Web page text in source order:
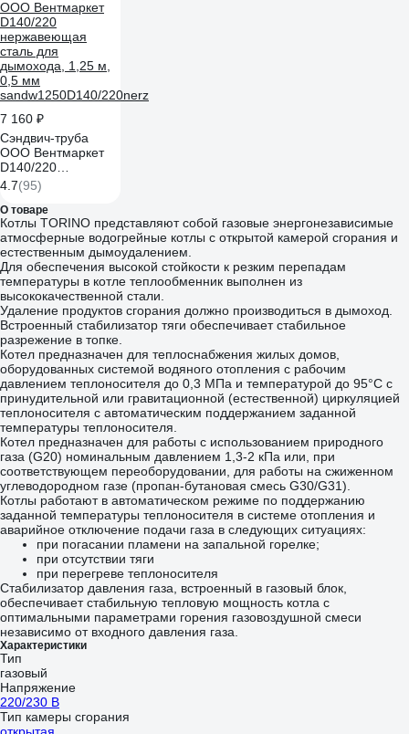
7 160 ₽
Сэндвич-труба
ООО Вентмаркет
D140/220
нержавеющая
сталь для
дымохода, 1,25 м,
0,5 мм
sandw1250D140/220nerz
4.7(95)
О товаре
Котлы TORINO представляют собой газовые энергонезависимые
атмосферные водогрейные котлы с открытой камерой сгорания и
естественным дымоудалением.
Для обеспечения высокой стойкости к резким перепадам
температуры в котле теплообменник выполнен из
высококачественной стали.
Удаление продуктов сгорания должно производиться в дымоход.
Встроенный стабилизатор тяги обеспечивает стабильное
разрежение в топке.
Котел предназначен для теплоснабжения жилых домов,
оборудованных системой водяного отопления с рабочим
давлением теплоносителя до 0,3 МПа и температурой до 95°С с
принудительной или гравитационной (естественной) циркуляцией
теплоносителя с автоматическим поддержанием заданной
температуры теплоносителя.
Котел предназначен для работы с использованием природного
газа (G20) номинальным давлением 1,3-2 кПа или, при
соответствующем переоборудовании, для работы на сжиженном
углеводородном газе (пропан-бутановая смесь G30/G31).
Котлы работают в автоматическом режиме по поддержанию
заданной температуры теплоносителя в системе отопления и
аварийное отключение подачи газа в следующих ситуациях:
при погасании пламени на запальной горелке;
при отсутствии тяги
при перегреве теплоносителя
Стабилизатор давления газа, встроенный в газовый блок,
обеспечивает стабильную тепловую мощность котла с
оптимальными параметрами горения газовоздушной смеси
независимо от входного давления газа.
Характеристики
Тип
газовый
Напряжение
220/230 В
Тип камеры сгорания